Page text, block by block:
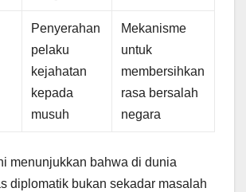
Penyerahan
pelaku
kejahatan
kepada
musuh
Mekanisme
untuk
membersihkan
rasa bersalah
negara
menunjukkan bahwa di dunia
diplomatik bukan sekadar masalah